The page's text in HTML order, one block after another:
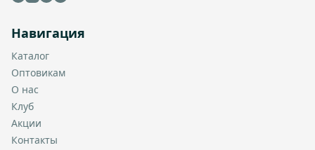
Навигация
Каталог
Оптовикам
О нас
Клуб
Акции
Контакты